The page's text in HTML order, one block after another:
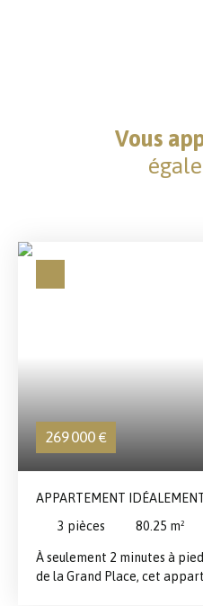
Vous
269 000 €
APPARTEMENT
3 pièces 80.25 m²
À seulement 2 minutes à
de la Grand Place, cet